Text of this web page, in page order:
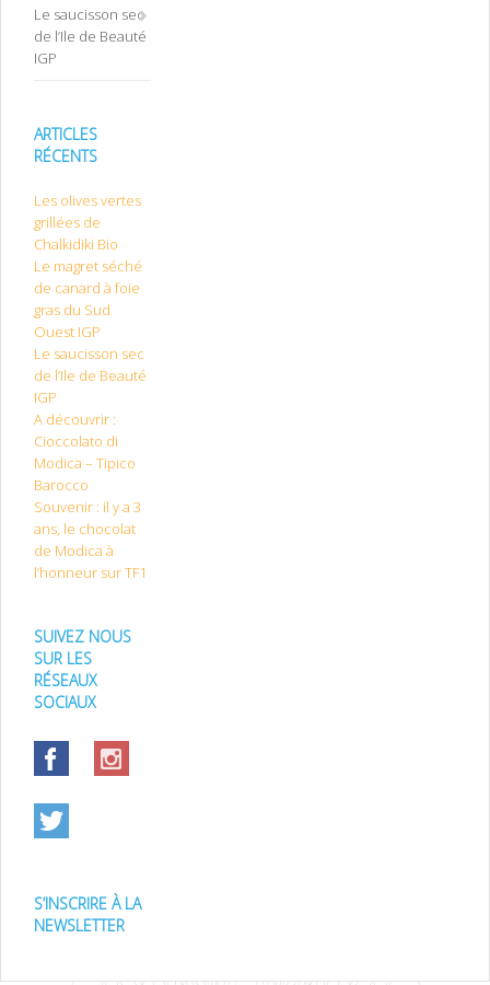
Le saucisson sec
de l’Ile de Beauté
IGP
ARTICLES
RÉCENTS
Les olives vertes
grillées de
Chalkidiki Bio
Le magret séché
de canard à foie
gras du Sud
Ouest IGP
Le saucisson sec
de l’Ile de Beauté
IGP
A découvrir :
Cioccolato di
Modica – Tipico
Barocco
Souvenir : il y a 3
ans, le chocolat
de Modica à
l’honneur sur TF1
SUIVEZ NOUS
SUR LES
RÉSEAUX
SOCIAUX
S’INSCRIRE À LA
NEWSLETTER